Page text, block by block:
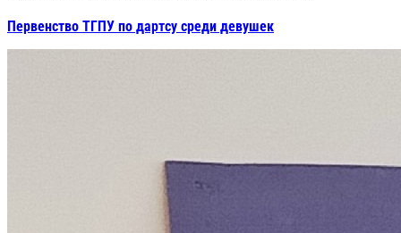
Первенство ТГПУ по дартсу среди девушек